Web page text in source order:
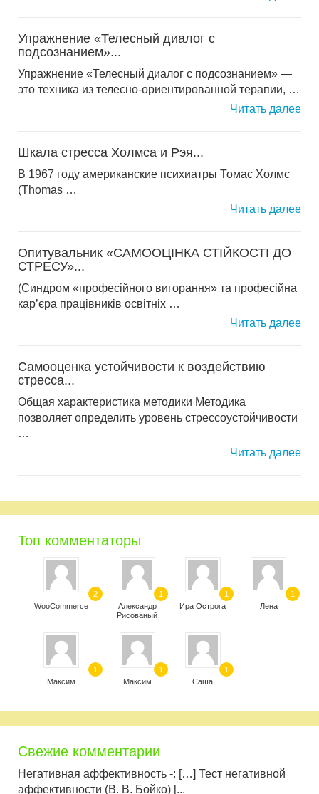
Упражнение «Телесный диалог с
подсознанием»...
Упражнение «Телесный диалог с подсознанием» —
это техника из телесно-ориентированной терапии, …
Читать далее
Шкала стресса Холмса и Рэя...
В 1967 году американские психиатры Томас Холмс
(Thomas …
Читать далее
Опитувальник «САМООЦІНКА СТІЙКОСТІ ДО
СТРЕСУ»...
(Синдром «професійного вигорання» та професійна
кар’єра працівників освітніх …
Читать далее
Самооценка устойчивости к воздействию
стресса...
Общая характеристика методики Методика
позволяет определить уровень стрессоустойчивости
…
Читать далее
Топ комментаторы
WooCommerce
2
Александр
Рисованый
1
Ира Острога
1
Лена
1
Максим
1
Максим
1
Саша
1
Свежие комментарии
Негативная аффективность -: […] Тест негативной
аффективности (В. В. Бойко) [...